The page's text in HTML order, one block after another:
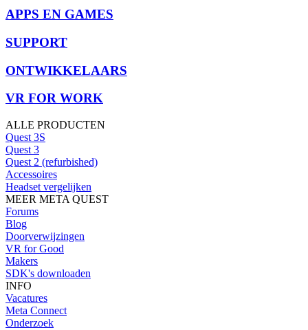
APPS EN GAMES
SUPPORT
ONTWIKKELAARS
VR FOR WORK
ALLE PRODUCTEN
Quest 3S
Quest 3
Quest 2 (refurbished)
Accessoires
Headset vergelijken
MEER META QUEST
Forums
Blog
Doorverwijzingen
VR for Good
Makers
SDK's downloaden
INFO
Vacatures
Meta Connect
Onderzoek